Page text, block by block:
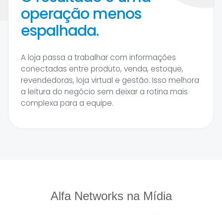
operação menos
espalhada.
A loja passa a trabalhar com informações
conectadas entre produto, venda, estoque,
revendedoras, loja virtual e gestão. Isso melhora
a leitura do negócio sem deixar a rotina mais
complexa para a equipe.
Alfa Networks na Mídia